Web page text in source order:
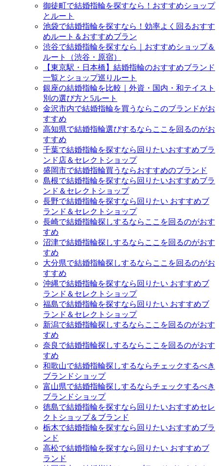
御徒町で結婚指輪を探すなら！おすすめショップ
とルート
池袋で結婚指輪を探すなら！効率よく回るおすす
めルート＆おすすめブラン
渋谷で結婚指輪を探すなら｜おすすめショップ＆
ルート（渋谷・原宿）
【東京駅・日本橋】結婚指輪のおすすめブランド
一覧とショップ巡りルート
銀座の結婚指輪を比較｜外資・国内・和テイスト
別の選び方と5ルート
金沢市内で結婚指輪を買うならこのブランドがお
すすめ
高知県で結婚指輪選びするならここを回るのがお
すすめ
千葉で結婚指輪を探すなら回りたいおすすめブラ
ンド店＆セレクトショップ
盛岡市で結婚指輪買うならおすすめのブランド
島根で結婚指輪を探すなら回りたいおすすめブラ
ンド＆セレクトショップ
長野で結婚指輪を探すなら回りたい おすすめブ
ランド＆セレクトショップ
長崎で結婚指輪探しするならここを回るのがおす
すめ
沼津で結婚指輪探しするならここを回るのがおす
すめ
大分県で結婚指輪探しするならここを回るのがお
すすめ
沖縄で結婚指輪を探すなら回りたい おすすめブ
ランド＆セレクトショップ
福島で結婚指輪を探すなら回りたい おすすめブ
ランド＆セレクトショップ
新潟で結婚指輪探しするならここを回るのがおす
すめ
奈良で結婚指輪探しするならここを回るのがおす
すめ
和歌山で結婚指輪探しするならチェックするべき
ブランドショップ
富山県で結婚指輪探しするならチェックするべき
ブランドショップ
徳島で結婚指輪を探すなら回りたいおすすめセレ
クトショップ＆ブランド
栃木で結婚指輪を探すなら回りたいおすすめブラ
ンド
高松で結婚指輪を探すなら回りたい おすすめブ
ランド